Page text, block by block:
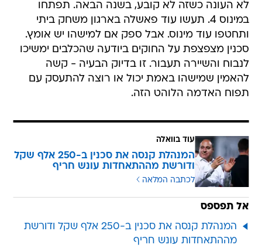
לא העונה כשזה לא קובע, בשנה הבאה. תפתחו
במינוס 4. תעשו עוד פאשלה בארגון משחק ביתי
ותחטפו עוד מינוס. אבל ספק אם למישהו יש אומץ.
סכנין מצפצפת על החוקים ביודעה שהכלבים ימשיכו
לנבוח והשיירה תעבור. זו בדיוק הבעיה - קשה
להאמין שמישהו באמת יכול או רוצה להתעסק עם
תפוח האדמה הלוהט הזה.
עוד בוואלה
המנהלת קנסה את סכנין ב-250 אלף שקל
ודורשת מההתאחדות עונש חריף
לכתבה המלאה
אל תפספס
המנהלת קנסה את סכנין ב-250 אלף שקל ודורשת
מההתאחדות עונש חריף